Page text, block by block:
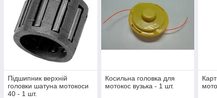
Підшипник верхній
головки шатуна мотокоси
40 - 1 шт.
Косильна головка для
мотокос вузька - 1 шт.